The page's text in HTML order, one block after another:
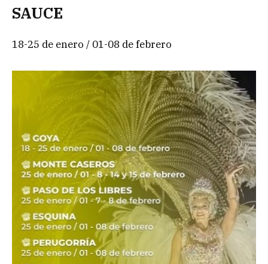
SAUCE
18-25 de enero / 01-08 de febrero